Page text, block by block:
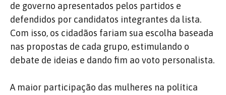
de governo apresentados pelos partidos e
defendidos por candidatos integrantes da lista.
Com isso, os cidadãos fariam sua escolha baseada
nas propostas de cada grupo, estimulando o
debate de ideias e dando fim ao voto personalista.
A maior participação das mulheres na política